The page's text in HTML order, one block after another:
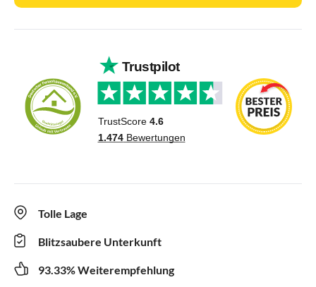
Tolle Lage
Blitzsaubere Unterkunft
93.33% Weiterempfehlung